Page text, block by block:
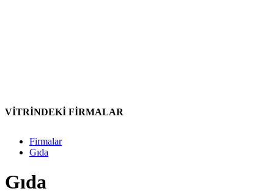
VİTRİNDEKİ FİRMALAR
Firmalar
Gıda
Gıda